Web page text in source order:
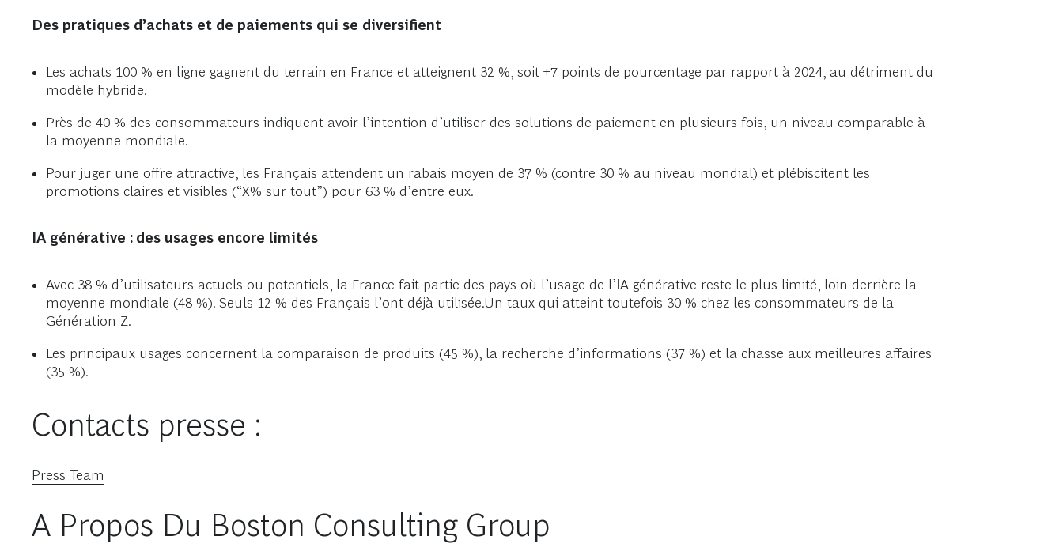
Des pratiques d’achats et de paiements qui se diversifient
Les achats 100 % en ligne gagnent du terrain en France et atteignent 32 %, soit +7 points de pourcentage par rapport à 2024, au détriment du
modèle hybride.
Près de 40 % des consommateurs indiquent avoir l’intention d’utiliser des solutions de paiement en plusieurs fois, un niveau comparable à
la moyenne mondiale.
Pour juger une offre attractive, les Français attendent un rabais moyen de 37 % (contre 30 % au niveau mondial) et plébiscitent les
promotions claires et visibles (“X% sur tout”) pour 63 % d’entre eux.
IA générative : des usages encore limités
Avec 38 % d’utilisateurs actuels ou potentiels, la France fait partie des pays où l’usage de l’IA générative reste le plus limité, loin derrière la
moyenne mondiale (48 %). Seuls 12 % des Français l’ont déjà utilisée.Un taux qui atteint toutefois 30 % chez les consommateurs de la
Génération Z.
Les principaux usages concernent la comparaison de produits (45 %), la recherche d’informations (37 %) et la chasse aux meilleures affaires
(35 %).
Contacts presse :
Press Team
A Propos Du Boston Consulting Group